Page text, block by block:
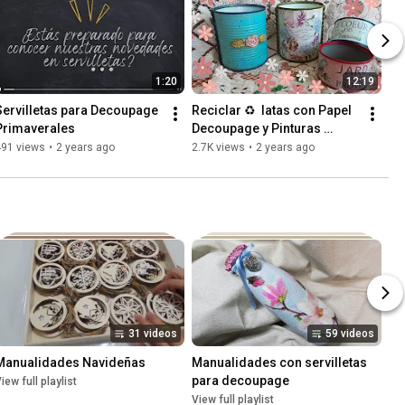
1:20
para Decoupage
views • 2 years ago
12:19
Reciclar ♻️  latas con Papel
Decoupage y Pinturas
Acrílicas
2.7K views • 2 years ago
31 videos
Navideñas
full playlist
59 videos
Manualidades con servilletas
para decoupage
View full playlist